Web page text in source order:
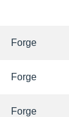
Forge
Forge
Forge